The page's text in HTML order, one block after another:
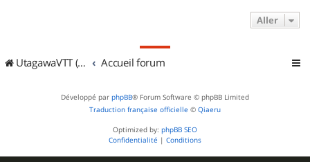
Aller
UtagawaVTT (Randos VTT et VTTAE avec traces GPS) Accueil forum
Développé par phpBB® Forum Software © phpBB Limited
Traduction française officielle © Qiaeru
Optimized by: phpBB SEO
Confidentialité | Conditions